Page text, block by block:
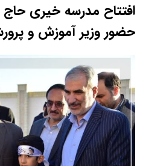
افتتاح مدرسه خیری
حضور وزیر آموزش و